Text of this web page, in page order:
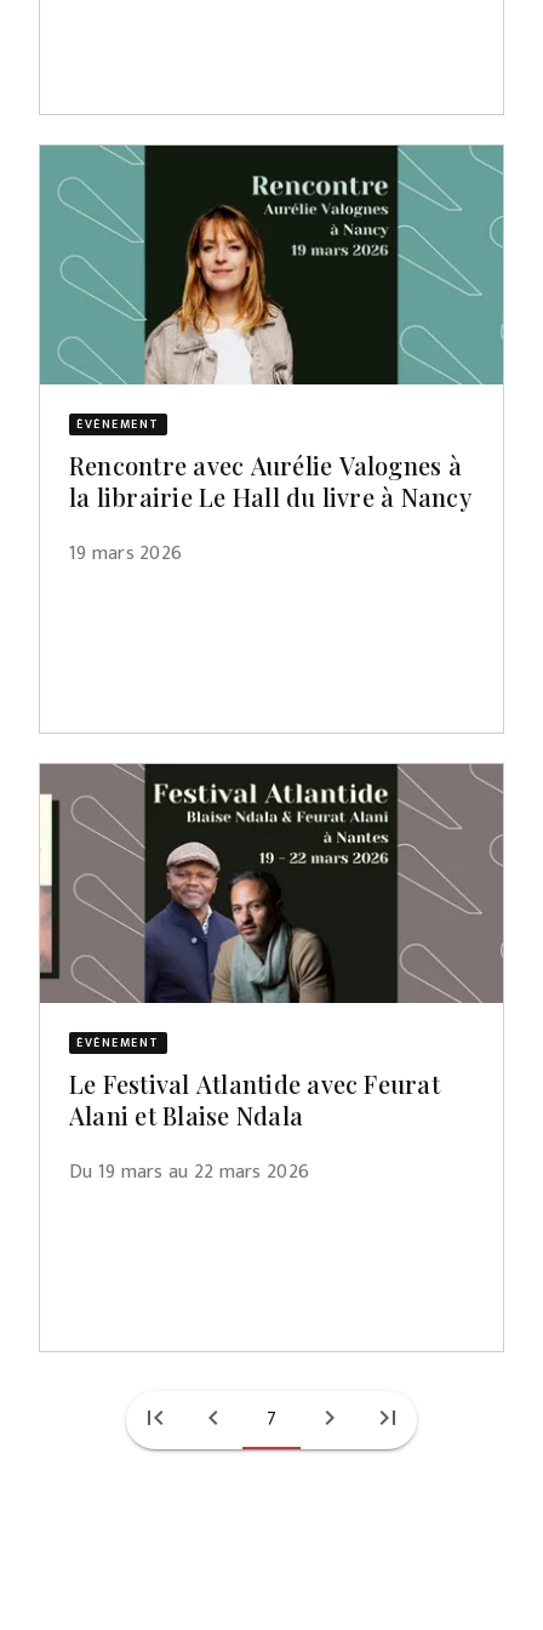
ÉVÈNEMENT
Rencontre avec Aurélie Valognes à
la librairie Le Hall du livre à Nancy
19 mars 2026
ÉVÈNEMENT
Le Festival Atlantide avec Feurat
Alani et Blaise Ndala
Du 19 mars au 22 mars 2026
first_page chevron_left 7 chevron_right last_page